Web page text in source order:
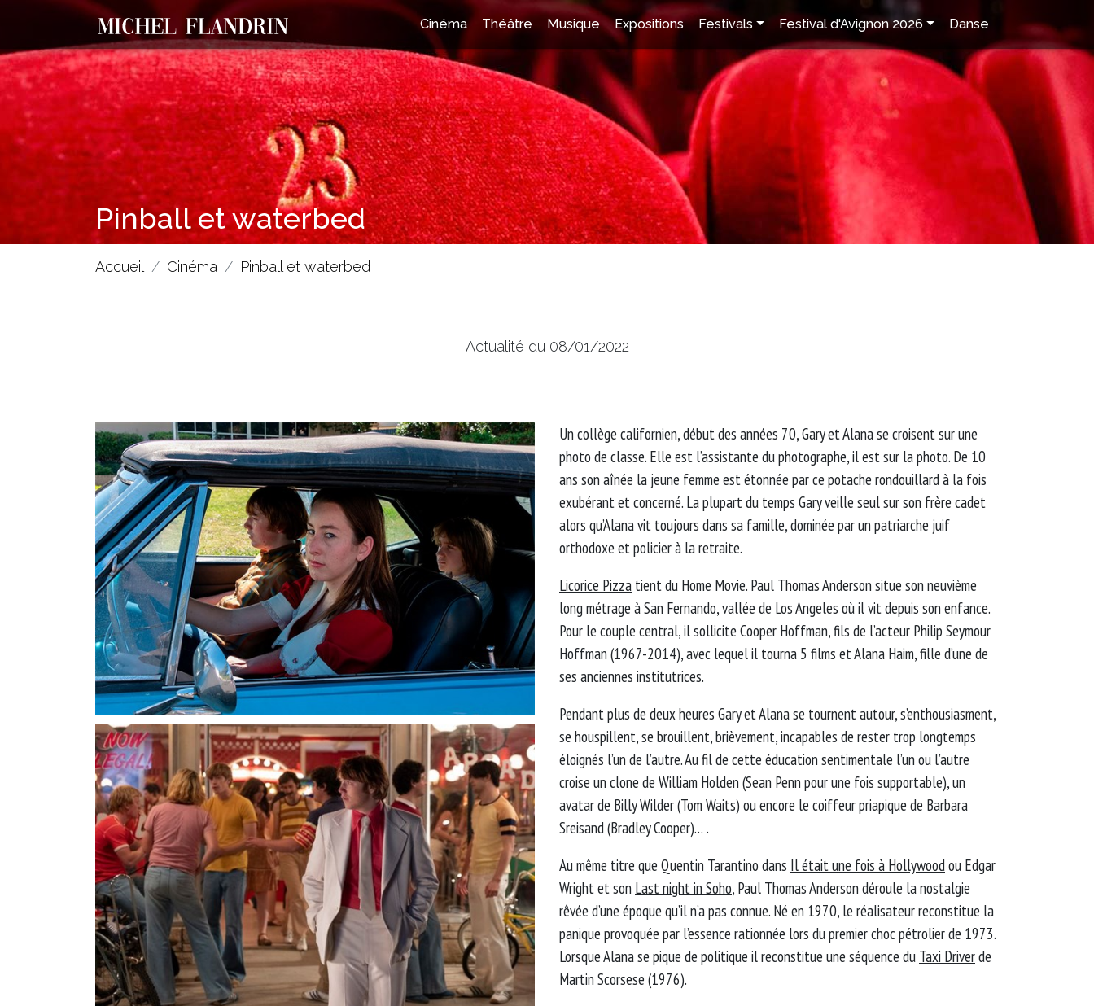
Cinéma Théâtre Musique Expositions Festivals Festival d'Avignon 2026 Danse
Pinball et waterbed
Accueil Cinéma Pinball et waterbed
Actualité du 08/01/2022
Un collège californien, début des années 70, Gary et Alana se croisent sur une
photo de classe. Elle est l’assistante du photographe, il est sur la photo. De 10
ans son aînée la jeune femme est étonnée par ce potache rondouillard à la fois
exubérant et concerné. La plupart du temps Gary veille seul sur son frère cadet
alors qu’Alana vit toujours dans sa famille, dominée par un patriarche juif
orthodoxe et policier à la retraite.
Licorice Pizza tient du Home Movie. Paul Thomas Anderson situe son neuvième
long métrage à San Fernando, vallée de Los Angeles où il vit depuis son enfance.
Pour le couple central, il sollicite Cooper Hoffman, fils de l’acteur Philip Seymour
Hoffman (1967-2014), avec lequel il tourna 5 films et Alana Haim, fille d’une de
ses anciennes institutrices.
Pendant plus de deux heures Gary et Alana se tournent autour, s’enthousiasment,
se houspillent, se brouillent, brièvement, incapables de rester trop longtemps
éloignés l’un de l’autre. Au fil de cette éducation sentimentale l’un ou l’autre
croise un clone de William Holden (Sean Penn pour une fois supportable), un
avatar de Billy Wilder (Tom Waits) ou encore le coiffeur priapique de Barbara
Sreisand (Bradley Cooper)… .
Au même titre que Quentin Tarantino dans Il était une fois à Hollywoodou Edgar
Wright et son Last night in Soho, Paul Thomas Anderson déroule la nostalgie
rêvée d’une époque qu’il n’a pas connue. Né en 1970, le réalisateur reconstitue la
panique provoquée par l’essence rationnée lors du premier choc pétrolier de 1973.
Lorsque Alana se pique de politique il reconstitue une séquence du Taxi Driverde
Martin Scorsese (1976).